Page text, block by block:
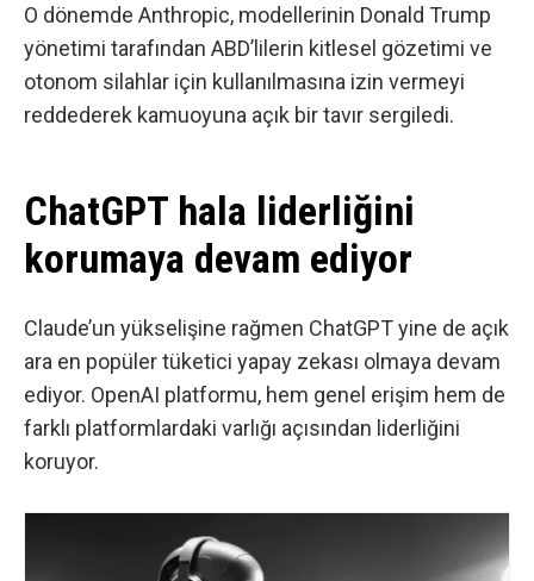
O dönemde Anthropic, modellerinin Donald Trump
yönetimi tarafından ABD’lilerin kitlesel gözetimi ve
otonom silahlar için kullanılmasına izin vermeyi
reddederek kamuoyuna açık bir tavır sergiledi.
ChatGPT hala liderliğini
korumaya devam ediyor
Claude’un yükselişine rağmen ChatGPT yine de açık
ara en popüler tüketici yapay zekası olmaya devam
ediyor. OpenAI platformu, hem genel erişim hem de
farklı platformlardaki varlığı açısından liderliğini
koruyor.